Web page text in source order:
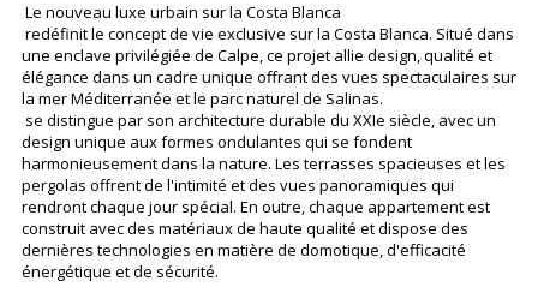
Le nouveau luxe urbain sur la Costa Blanca
redéfinit le concept de vie exclusive sur la Costa Blanca. Situé dans
une enclave privilégiée de Calpe, ce projet allie design, qualité et
élégance dans un cadre unique offrant des vues spectaculaires sur
la mer Méditerranée et le parc naturel de Salinas.
se distingue par son architecture durable du XXIe siècle, avec un
design unique aux formes ondulantes qui se fondent
harmonieusement dans la nature. Les terrasses spacieuses et les
pergolas offrent de l'intimité et des vues panoramiques qui
rendront chaque jour spécial. En outre, chaque appartement est
construit avec des matériaux de haute qualité et dispose des
dernières technologies en matière de domotique, d'efficacité
énergétique et de sécurité.